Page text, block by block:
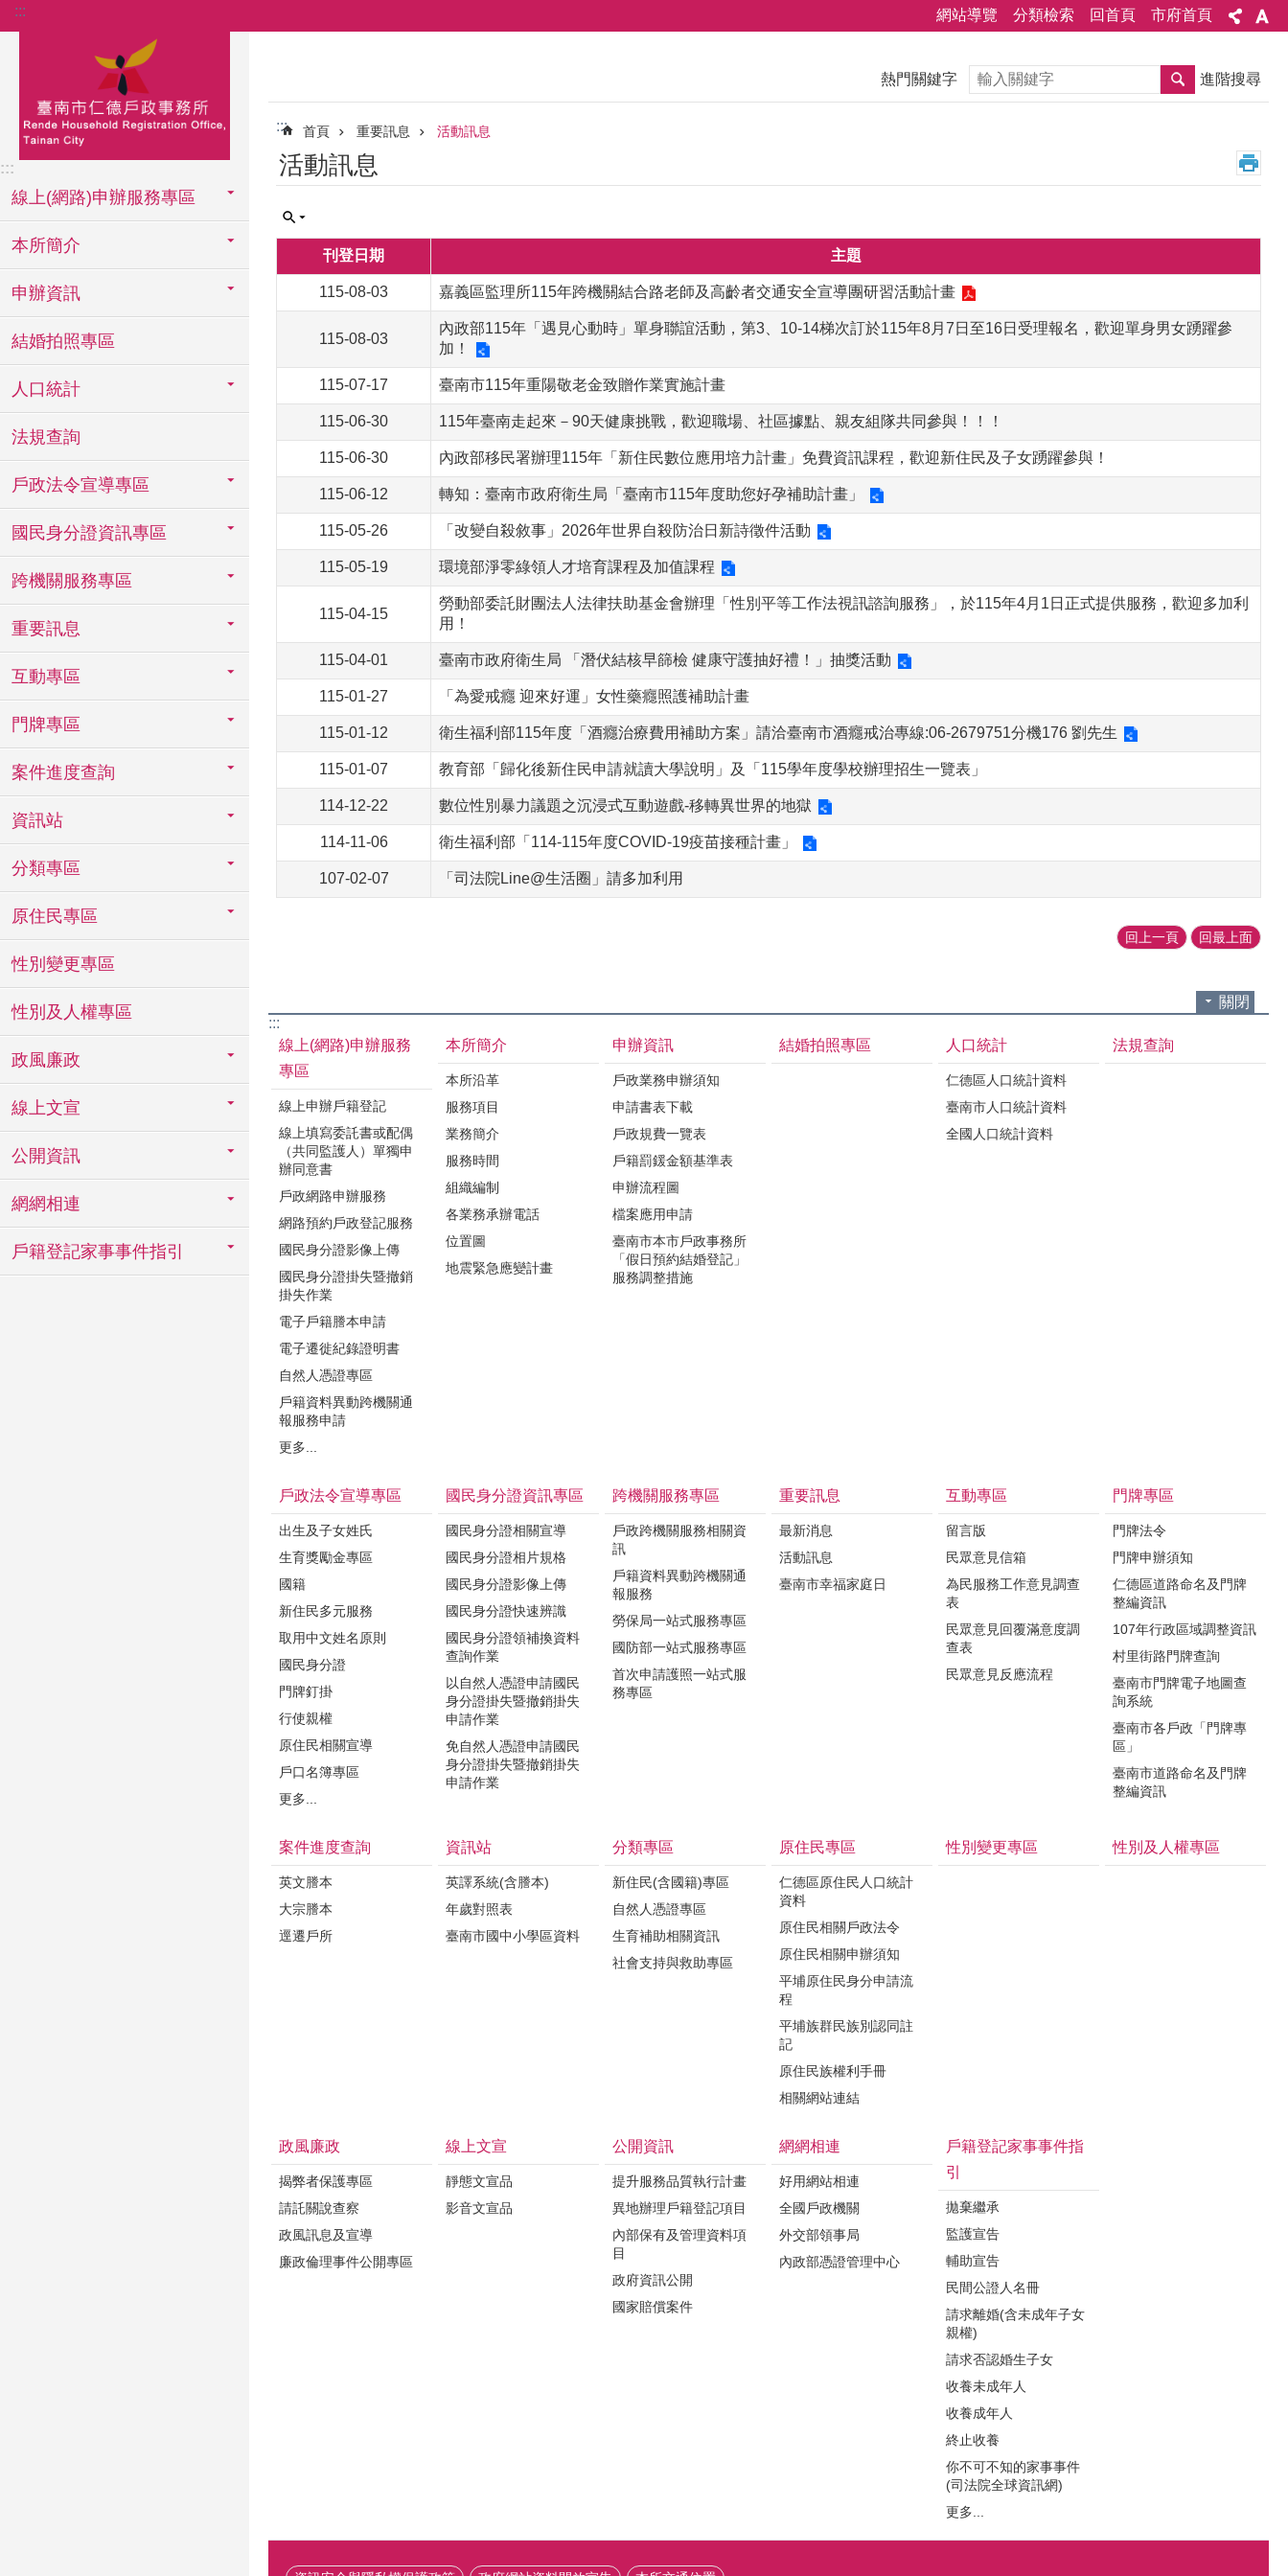
跳到主要內容區塊
::: 網站導覽 分類檢索 回首頁 市府首頁
:::
線上(網路)申辦服務專區
本所簡介
申辦資訊
結婚拍照專區
人口統計
法規查詢
戶政法令宣導專區
國民身分證資訊專區
跨機關服務專區
重要訊息
互動專區
門牌專區
案件進度查詢
資訊站
分類專區
原住民專區
性別變更專區
性別及人權專區
政風廉政
線上文宣
公開資訊
網網相連
戶籍登記家事事件指引
熱門關鍵字 搜尋 進階搜尋
::: 首頁 重要訊息 活動訊息
活動訊息
刊登日期 主題
115-08-03 嘉義區監理所115年跨機關結合路老師及高齡者交通安全宣導團研習活動計畫
115-08-03
內政部115年「遇見心動時」單身聯誼活動，第3、10-14梯次訂於115年8月7日至16日受理報名，歡迎單身男女踴躍參
加！
115-07-17 臺南市115年重陽敬老金致贈作業實施計畫
115-06-30 115年臺南走起來－90天健康挑戰，歡迎職場、社區據點、親友組隊共同參與！！！
115-06-30 內政部移民署辦理115年「新住民數位應用培力計畫」免費資訊課程，歡迎新住民及子女踴躍參與！
115-06-12 轉知：臺南市政府衛生局「臺南市115年度助您好孕補助計畫」
115-05-26 「改變自殺敘事」2026年世界自殺防治日新詩徵件活動
115-05-19 環境部淨零綠領人才培育課程及加值課程
115-04-15
勞動部委託財團法人法律扶助基金會辦理「性別平等工作法視訊諮詢服務」，於115年4月1日正式提供服務，歡迎多加利
用！
115-04-01 臺南市政府衛生局 「潛伏結核早篩檢 健康守護抽好禮！」抽獎活動
115-01-27 「為愛戒癮 迎來好運」女性藥癮照護補助計畫
115-01-12 衛生福利部115年度「酒癮治療費用補助方案」請洽臺南市酒癮戒治專線:06-2679751分機176 劉先生
115-01-07 教育部「歸化後新住民申請就讀大學說明」及「115學年度學校辦理招生一覽表」
114-12-22 數位性別暴力議題之沉浸式互動遊戲-移轉異世界的地獄
114-11-06 衛生福利部「114-115年度COVID-19疫苗接種計畫」
107-02-07 「司法院Line@生活圈」請多加利用
回上一頁 回最上面
關閉
:::
線上(網路)申辦服務
專區
線上申辦戶籍登記
線上填寫委託書或配偶
（共同監護人）單獨申
辦同意書
戶政網路申辦服務
網路預約戶政登記服務
國民身分證影像上傳
國民身分證掛失暨撤銷
掛失作業
電子戶籍謄本申請
電子遷徙紀錄證明書
自然人憑證專區
戶籍資料異動跨機關通
報服務申請
更多...
本所簡介
本所沿革
服務項目
業務簡介
服務時間
組織編制
各業務承辦電話
位置圖
地震緊急應變計畫
申辦資訊
戶政業務申辦須知
申請書表下載
戶政規費一覽表
戶籍罰鍰金額基準表
申辦流程圖
檔案應用申請
臺南市本市戶政事務所
「假日預約結婚登記」
服務調整措施
結婚拍照專區 人口統計
仁德區人口統計資料
臺南市人口統計資料
全國人口統計資料
法規查詢
戶政法令宣導專區
出生及子女姓氏
生育獎勵金專區
國籍
新住民多元服務
取用中文姓名原則
國民身分證
門牌釘掛
行使親權
原住民相關宣導
戶口名簿專區
更多...
國民身分證資訊專區
國民身分證相關宣導
國民身分證相片規格
國民身分證影像上傳
國民身分證快速辨識
國民身分證領補換資料
查詢作業
以自然人憑證申請國民
身分證掛失暨撤銷掛失
申請作業
免自然人憑證申請國民
身分證掛失暨撤銷掛失
申請作業
跨機關服務專區
戶政跨機關服務相關資
訊
戶籍資料異動跨機關通
報服務
勞保局一站式服務專區
國防部一站式服務專區
首次申請護照一站式服
務專區
重要訊息
最新消息
活動訊息
臺南市幸福家庭日
互動專區
留言版
民眾意見信箱
為民服務工作意見調查
表
民眾意見回覆滿意度調
查表
民眾意見反應流程
門牌專區
門牌法令
門牌申辦須知
仁德區道路命名及門牌
整編資訊
107年行政區域調整資訊
村里街路門牌查詢
臺南市門牌電子地圖查
詢系統
臺南市各戶政「門牌專
區」
臺南市道路命名及門牌
整編資訊
案件進度查詢
英文謄本
大宗謄本
逕遷戶所
資訊站
英譯系統(含謄本)
年歲對照表
臺南市國中小學區資料
分類專區
新住民(含國籍)專區
自然人憑證專區
生育補助相關資訊
社會支持與救助專區
原住民專區
仁德區原住民人口統計
資料
原住民相關戶政法令
原住民相關申辦須知
平埔原住民身分申請流
程
平埔族群民族別認同註
記
原住民族權利手冊
相關網站連結
性別變更專區 性別及人權專區
政風廉政
揭弊者保護專區
請託關說查察
政風訊息及宣導
廉政倫理事件公開專區
線上文宣
靜態文宣品
影音文宣品
公開資訊
提升服務品質執行計畫
異地辦理戶籍登記項目
內部保有及管理資料項
目
政府資訊公開
國家賠償案件
網網相連
好用網站相連
全國戶政機關
外交部領事局
內政部憑證管理中心
戶籍登記家事事件指
引
拋棄繼承
監護宣告
輔助宣告
民間公證人名冊
請求離婚(含未成年子女
親權)
請求否認婚生子女
收養未成年人
收養成年人
終止收養
你不可不知的家事事件
(司法院全球資訊網)
更多...